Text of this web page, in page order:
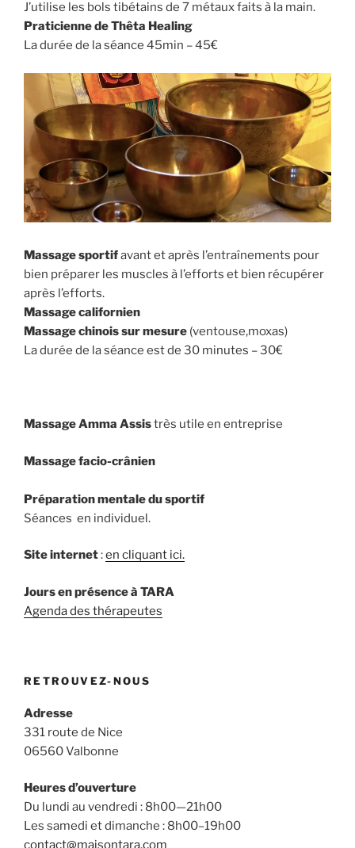
J’utilise les bols tibétains de 7 métaux faits à la main.
Praticienne de Thêta Healing
La durée de la séance 45min – 45€
Massage sportifavant et après l’entraînements pour
bien préparer les muscles à l’efforts et bien récupérer
après l’efforts.
Massage californien
Massage chinois sur mesure (ventouse,moxas)
La durée de la séance est de 30 minutes – 30€
Massage Amma Assistrès utile en entreprise
Massage facio-crânien
Préparation mentale du sportif
Séances en individuel.
Site internet:en cliquant ici.
Jours en présence à TARA
Agenda des thérapeutes
RETROUVEZ-NOUS
Adresse
331 route de Nice
06560 Valbonne
Heures d’ouverture
Du lundi au vendredi : 8h00—21h00
Les samedi et dimanche : 8h00–19h00
contact@maisontara.com